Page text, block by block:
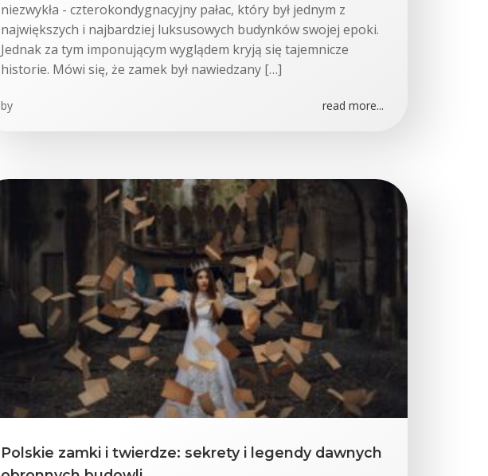
niezwykła - czterokondygnacyjny pałac, który był jednym z
największych i najbardziej luksusowych budynków swojej epoki.
Jednak za tym imponującym wyglądem kryją się tajemnicze
historie. Mówi się, że zamek był nawiedzany […]
by read more...
Polskie zamki i twierdze: sekrety i legendy dawnych